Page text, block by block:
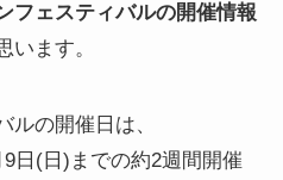
フェスティバルの開催情報
います。
ルの開催日は、
日(日)までの約2週間開催